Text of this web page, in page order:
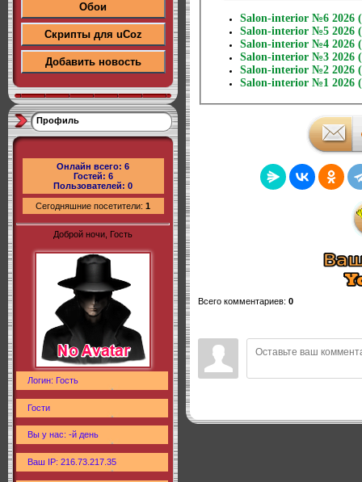
Обои
Скрипты для uCoz
Добавить новость
Профиль
Онлайн всего: 6
Гостей: 6
Пользователей: 0
Сегодняшние посетители: 1
Доброй ночи, Гость
Логин: Гость
Гости
Вы у нас: -й день
Ваш IP: 216.73.217.35
Salon-interior №6 2026
Salon-interior №5 2026
Salon-interior №4 2026
Salon-interior №3 2026
Salon-interior №2 2026
Salon-interior №1 2026
Всего комментариев: 0